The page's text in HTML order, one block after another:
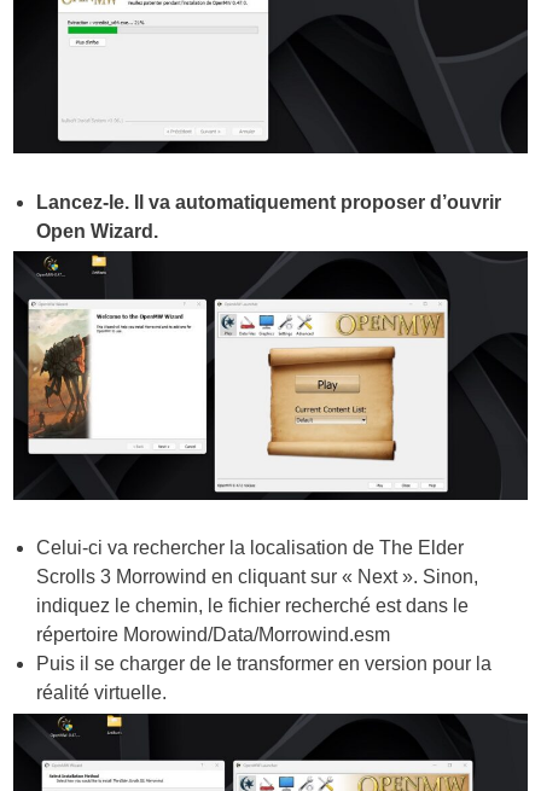
Lancez-le. Il va automatiquement proposer d’ouvrir
Open Wizard.
Celui-ci va rechercher la localisation de The Elder
Scrolls 3 Morrowind en cliquant sur « Next ». Sinon,
indiquez le chemin, le fichier recherché est dans le
répertoire Morowind/Data/Morrowind.esm
Puis il se charger de le transformer en version pour la
réalité virtuelle.